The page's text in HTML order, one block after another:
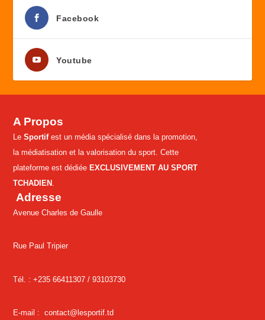
Facebook
Youtube
A Propos
LeSportifest un média spécialisé dans la promotion,
la médiatisation et la valorisation du sport. Cette
plateforme est dédiée EXCLUSIVEMENT AU SPORT
TCHADIEN
Adresse
Avenue Charles de Gaulle
Rue Paul Tripier
Tél. : +235 66411307 /93103730
E-mail :contact@lesportif.td